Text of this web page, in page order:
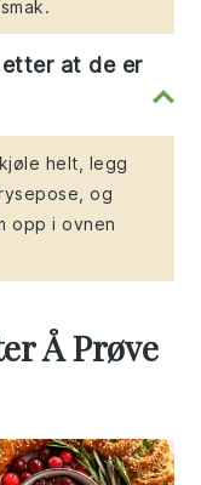
at de er
helt, legg
og
opp i ovnen
Å Prøve